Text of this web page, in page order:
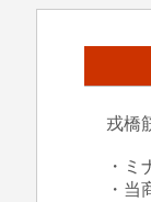
戎橋
・
・